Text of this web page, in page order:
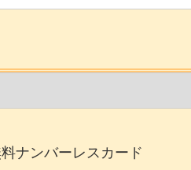
ンバーレスカード